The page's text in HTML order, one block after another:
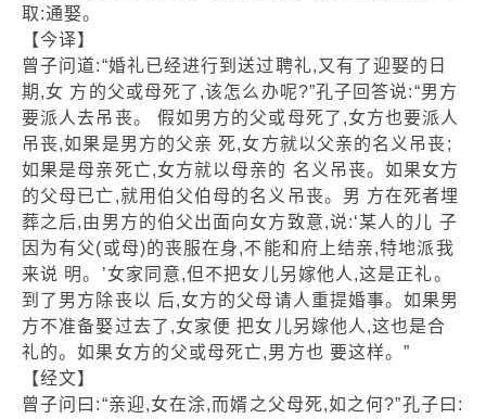
取:通娶。
【今译】
曾子问道:“婚礼已经进行到送过聘礼,又有了迎娶的日
期,女 方的父或母死了,该怎么办呢?”孔子回答说:“男方
要派人去吊丧。 假如男方的父或母死了,女方也要派人
吊丧,如果是男方的父亲 死,女方就以父亲的名义吊丧;
如果是母亲死亡,女方就以母亲的 名义吊丧。如果女方
的父母已亡,就用伯父伯母的名义吊丧。男 方在死者埋
葬之后,由男方的伯父出面向女方致意,说:‘某人的儿 子
因为有父(或母)的丧服在身,不能和府上结亲,特地派我
来说 明。’女家同意,但不把女儿另嫁他人,这是正礼。
到了男方除丧以 后,女方的父母请人重提婚事。如果男
方不准备娶过去了,女家便 把女儿另嫁他人,这也是合
礼的。如果女方的父或母死亡,男方也 要这样。”
【经文】
曾子问曰:“亲迎,女在涂,而婿之父母死,如之何?”孔子曰: